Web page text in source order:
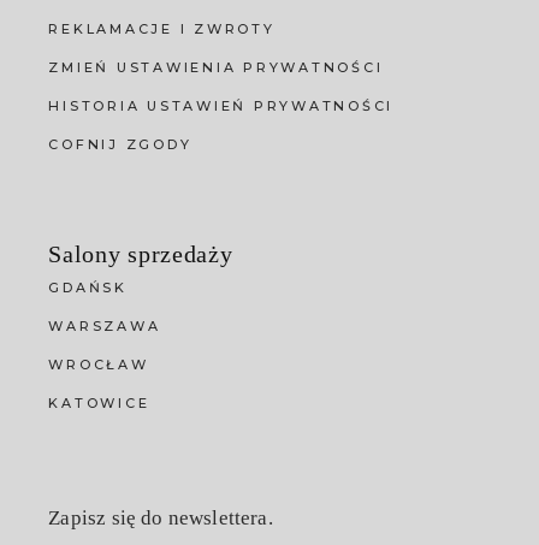
REKLAMACJE I ZWROTY
ZMIEŃ USTAWIENIA PRYWATNOŚCI
HISTORIA USTAWIEŃ PRYWATNOŚCI
COFNIJ ZGODY
Salony sprzedaży
GDAŃSK
WARSZAWA
WROCŁAW
KATOWICE
Zapisz się do newslettera.